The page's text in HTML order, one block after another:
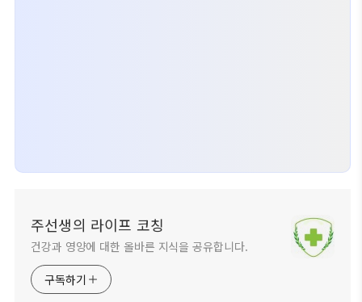
주선생의 라이프 코칭
건강과 영양에 대한 올바른 지식을 공유합니다.
구독하기